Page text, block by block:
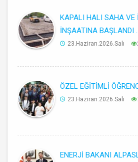
KAPALI HALI SAHA VE
İNŞAATINA BAŞLANDI ..
23.Haziran.2026.Salı
ÖZEL EĞİTİMLİ
23.Haziran.2026.Salı
ENERJİ BAKANI